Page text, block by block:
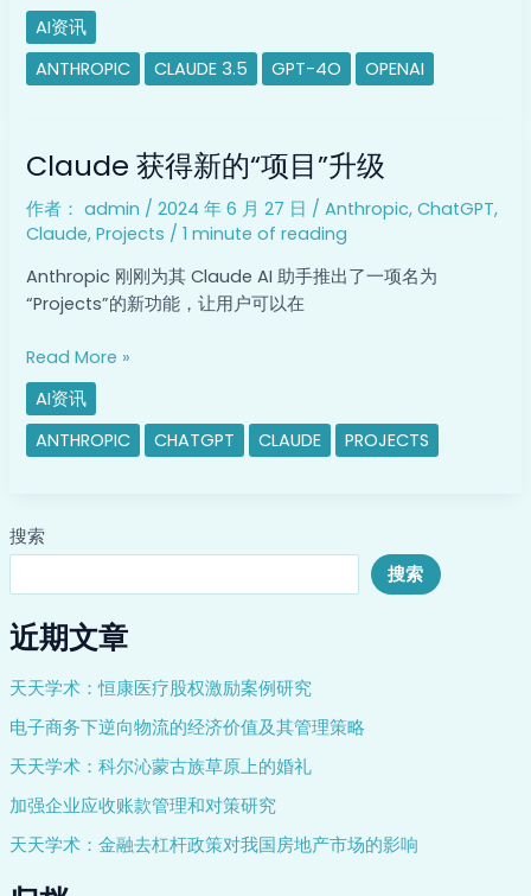
搜索
搜索
近期文章
天天学术：恒康医疗股权激励案例研究
电子商务下逆向物流的经济价值及其管理策略
天天学术：科尔沁蒙古族草原上的婚礼
加强企业应收账款管理和对策研究
天天学术：金融去杠杆政策对我国房地产市场的影响
费
开
放
AI资讯
ANTHROPIC
CLAUDE 3.5 GPT-4O OPENAI
Claude 获得新的“项目”升级
作者： admin /2024 年 6 月 27 日 /Anthropic,ChatGPT,
Claude,Projects /1 minute of reading
Anthropic 刚刚为其 Claude AI 助手推出了一项名为
“Projects”的新功能，让用户可以在
得
的
“项
目”
升
Read More »
AI资讯
ANTHROPIC
CHATGPT CLAUDE PROJECTS